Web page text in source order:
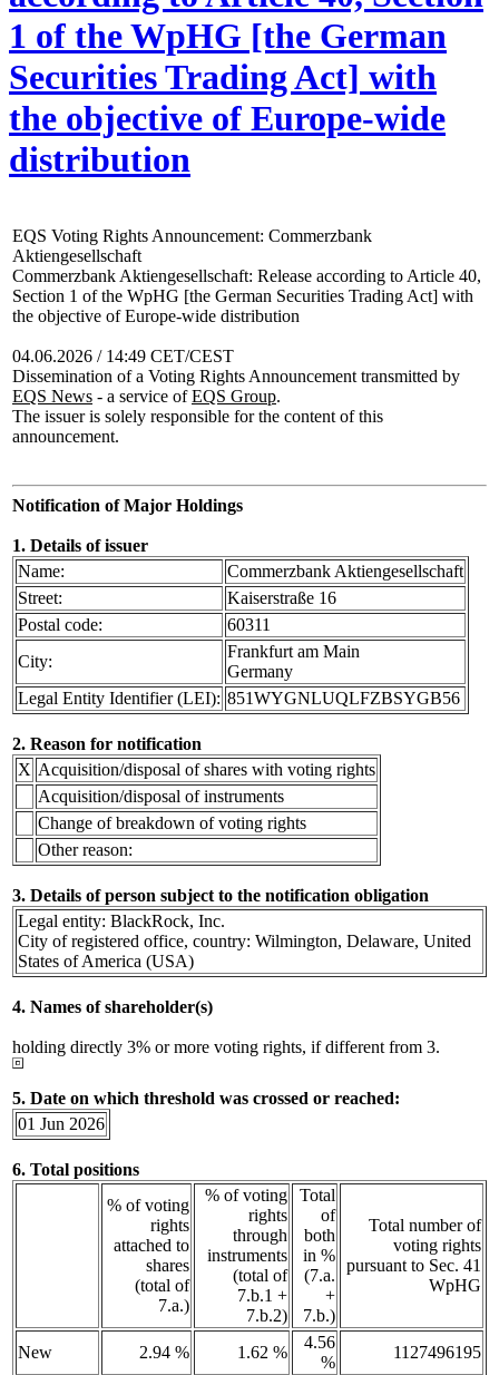
1 of the WpHG [the German
Securities Trading Act] with
the objective of Europe-wide
distribution
EQS Voting Rights Announcement: Commerzbank
Aktiengesellschaft
Commerzbank Aktiengesellschaft: Release according to Article 40,
Section 1 of the WpHG [the German Securities Trading Act] with
the objective of Europe-wide distribution
04.06.2026 / 14:49 CET/CEST
Dissemination of a Voting Rights Announcement transmitted by
EQS News - a service ofEQS Group.
The issuer is solely responsible for the content of this
announcement.
Notification of Major Holdings
1. Details of issuer
Name:
Commerzbank Aktiengesellschaft
Street:
Kaiserstraße 16
Postal code:
60311
City:
Frankfurt am Main
Germany
Legal Entity Identifier (LEI): 851WYGNLUQLFZBSYGB56
2. Reason for notification
X Acquisition/disposal of shares with voting rights
Acquisition/disposal of instruments
Change of breakdown of voting rights
Other reason:
3. Details of person subject to the notification obligation
Legal entity: BlackRock, Inc.
City of registered office, country: Wilmington, Delaware, United
States of America (USA)
4. Names of shareholder(s)
holding directly 3% or more voting rights, if different from 3.
5. Date on which threshold was crossed or reached:
01 Jun 2026
6. Total positions
% of voting
rights
attached to
shares
(total of
7.a.)
% of voting
rights
through
instruments
(total of
7.b.1 +
7.b.2)
Total
of
both
in %
(7.a.
+
7.b.)
Total number of
voting rights
pursuant to Sec. 41
WpHG
New 2.94 % 1.62 %
4.56
%
1127496195